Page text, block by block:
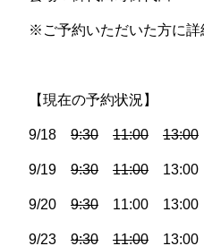
※ご予約いただいた方に詳
【現在の予約状況】
9/18 9:30 11:00 13:00
9/19 9:30 11:00
9/20 9:30 11:00
9/23 9:30 11:00 13:00